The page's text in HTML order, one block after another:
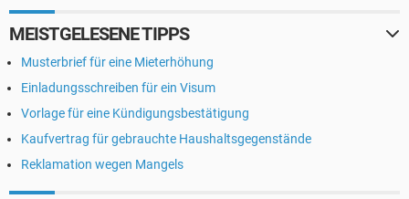
MEISTGELESENE TIPPS
Musterbrief für eine Mieterhöhung
Einladungsschreiben für ein Visum
Vorlage für eine Kündigungsbestätigung
Kaufvertrag für gebrauchte Haushaltsgegenstände
Reklamation wegen Mangels